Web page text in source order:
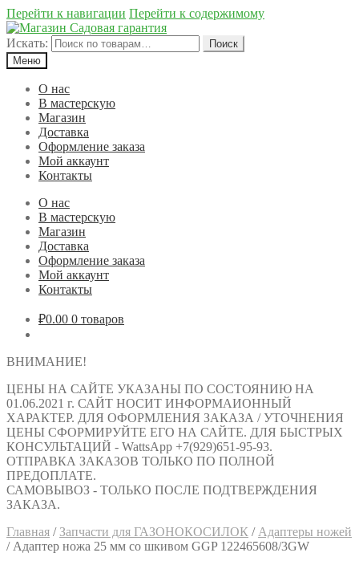
Перейти к навигации Перейти к содержимому
Искать:
Поиск
Меню
О нас
В мастерскую
Магазин
Доставка
Оформление заказа
Мой аккаунт
Контакты
О нас
В мастерскую
Магазин
Доставка
Оформление заказа
Мой аккаунт
Контакты
₽0.00 0 товаров
ВНИМАНИЕ!
ЦЕНЫ НА САЙТЕ УКАЗАНЫ ПО СОСТОЯНИЮ НА
01.06.2021 г. САЙТ НОСИТ ИНФОРМАИОННЫЙ
ХАРАКТЕР. ДЛЯ ОФОРМЛЕНИЯ ЗАКАЗА / УТОЧНЕНИЯ
ЦЕНЫ СФОРМИРУЙТЕ ЕГО НА САЙТЕ. ДЛЯ БЫСТРЫХ
КОНСУЛЬТАЦИЙ - WattsApp +7(929)651-95-93.
ОТПРАВКА ЗАКАЗОВ ТОЛЬКО ПО ПОЛНОЙ
ПРЕДОПЛАТЕ.
САМОВЫВОЗ - ТОЛЬКО ПОСЛЕ ПОДТВЕРЖДЕНИЯ
ЗАКАЗА.
Главная / Запчасти для ГАЗОНОКОСИЛОК / Адаптеры ножей
/ Адаптер ножа 25 мм со шкивом GGP 122465608/3GW